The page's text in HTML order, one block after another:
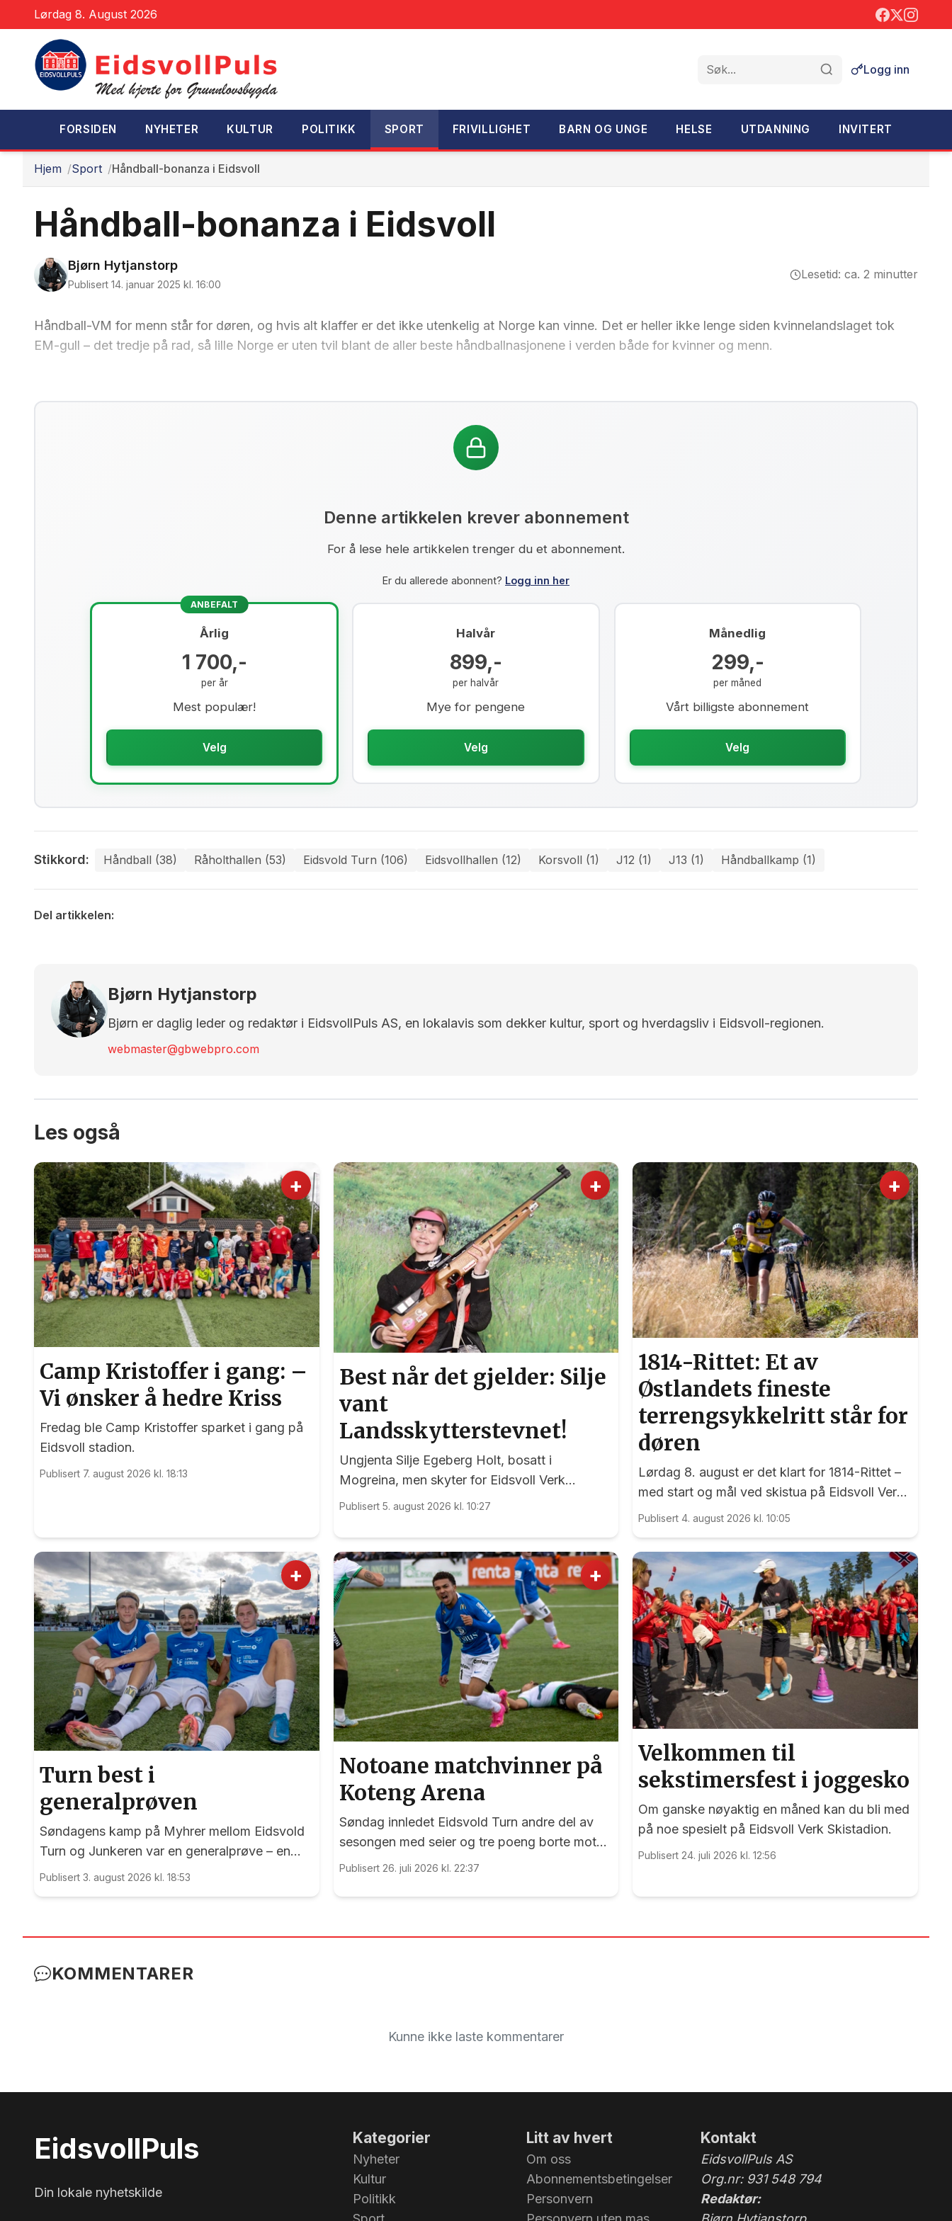
Lørdag 8. August 2026
Søk
Logg inn
FORSIDEN NYHETER KULTUR POLITIKK SPORT FRIVILLIGHET BARN OG UNGE HELSE UTDANNING INVITERT
Hjem Sport Håndball-bonanza i Eidsvoll
Håndball-bonanza i Eidsvoll
Bjørn Hytjanstorp
Publisert 14. januar 2025 kl. 16:00
Lesetid: ca. 2 minutter
Håndball-VM for menn står for døren, og hvis alt klaffer er det ikke utenkelig at Norge kan vinne. Det er heller ikke lenge siden kvinnelandslaget tok
EM-gull – det tredje på rad, så lille Norge er uten tvil blant de aller beste håndballnasjonene i verden både for kvinner og menn.
Denne artikkelen krever abonnement
For å lese hele artikkelen trenger du et abonnement.
Er du allerede abonnent? Logg inn her
ANBEFALT
Årlig
1 700,-
per år
Mest populær!
Velg
Halvår
899,-
per halvår
Mye for pengene
Velg
Månedlig
299,-
per måned
Vårt billigste abonnement
Velg
Stikkord: Håndball (38) Råholthallen (53) Eidsvold Turn (106) Eidsvollhallen (12) Korsvoll (1) J12 (1) J13 (1) Håndballkamp (1)
Del artikkelen:
Bjørn Hytjanstorp
Bjørn er daglig leder og redaktør i EidsvollPuls AS, en lokalavis som dekker kultur, sport og hverdagsliv i Eidsvoll-regionen.
webmaster@gbwebpro.com
Les også
+
Camp Kristoffer i gang: –
Vi ønsker å hedre Kriss
Fredag ble Camp Kristoffer sparket i gang på
Eidsvoll stadion.
Publisert 7. august 2026 kl. 18:13
+
Best når det gjelder: Silje
vant
Landsskytterstevnet!
Ungjenta Silje Egeberg Holt, bosatt i
Mogreina, men skyter for Eidsvoll Verk
Skytterlag, imponerte alle under onsdagens
Landsskytterstevnet på Lesja.
Publisert 5. august 2026 kl. 10:27
+
1814-Rittet: Et av
Østlandets fineste
terrengsykkelritt står for
døren
Lørdag 8. august er det klart for 1814-Rittet –
med start og mål ved skistua på Eidsvoll Verk
- et ritt som har sine røtter tilbake til 1998.
Publisert 4. august 2026 kl. 10:05
+
Turn best i
generalprøven
Søndagens kamp på Myhrer mellom Eidsvold
Turn og Junkeren var en generalprøve – en
generalprøve før kommende helgs toppkamp
Publisert 3. august 2026 kl. 18:53
+
Notoane matchvinner på
Koteng Arena
Søndag innledet Eidsvold Turn andre del av
sesongen med seier og tre poeng borte mot
Trygg/Lade.
Publisert 26. juli 2026 kl. 22:37
Velkommen til
sekstimersfest i joggesko
Om ganske nøyaktig en måned kan du bli med
på noe spesielt på Eidsvoll Verk Skistadion.
Publisert 24. juli 2026 kl. 12:56
KOMMENTARER
Kunne ikke laste kommentarer
EidsvollPuls
Din lokale nyhetskilde
Kategorier
Nyheter
Kultur
Politikk
Litt av hvert
Om oss
Abonnementsbetingelser
Personvern
Kontakt
EidsvollPuls AS
Org.nr: 931 548 794
Redaktør: